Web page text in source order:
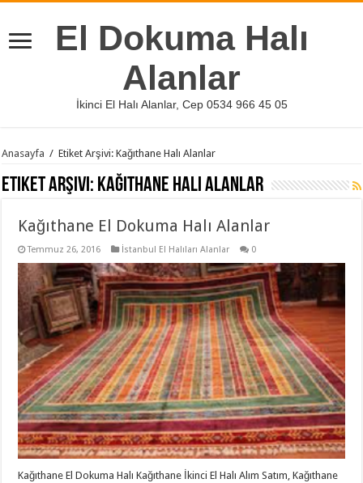
El Dokuma Halı
Alanlar
İkinci El Halı Alanlar, Cep 0534 966 45 05
Anasayfa / Etiket Arşivi: Kağıthane Halı Alanlar
Etiket Arşivi: Kağıthane Halı Alanlar
Kağıthane El Dokuma Halı Alanlar
Temmuz 26, 2016 İstanbul El Halıları Alanlar 0
Kağıthane El Dokuma Halı Kağıthane İkinci El Halı Alım Satım, Kağıthane